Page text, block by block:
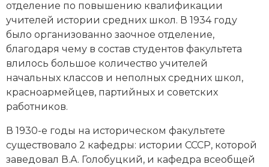
отделение по повышению квалификации
учителей истории средних школ. В 1934 году
было организованно заочное отделение,
благодаря чему в состав студентов факультета
влилось большое количество учителей
начальных классов и неполных средних школ,
красноармейцев, партийных и советских
работников.
В 1930-е годы на историческом факультете
существовало 2 кафедры: истории СССР, которой
заведовал В.А. Голобуцкий, и кафедра всеобщей